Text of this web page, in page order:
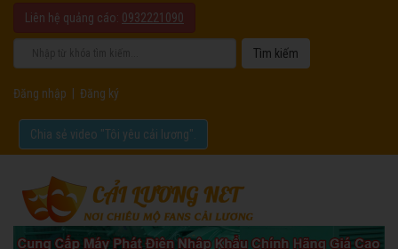
Liên hệ quảng cáo: 0932221090
Đăng nhập Đăng ký
Chia sẻ video "Tôi yêu cải lương".